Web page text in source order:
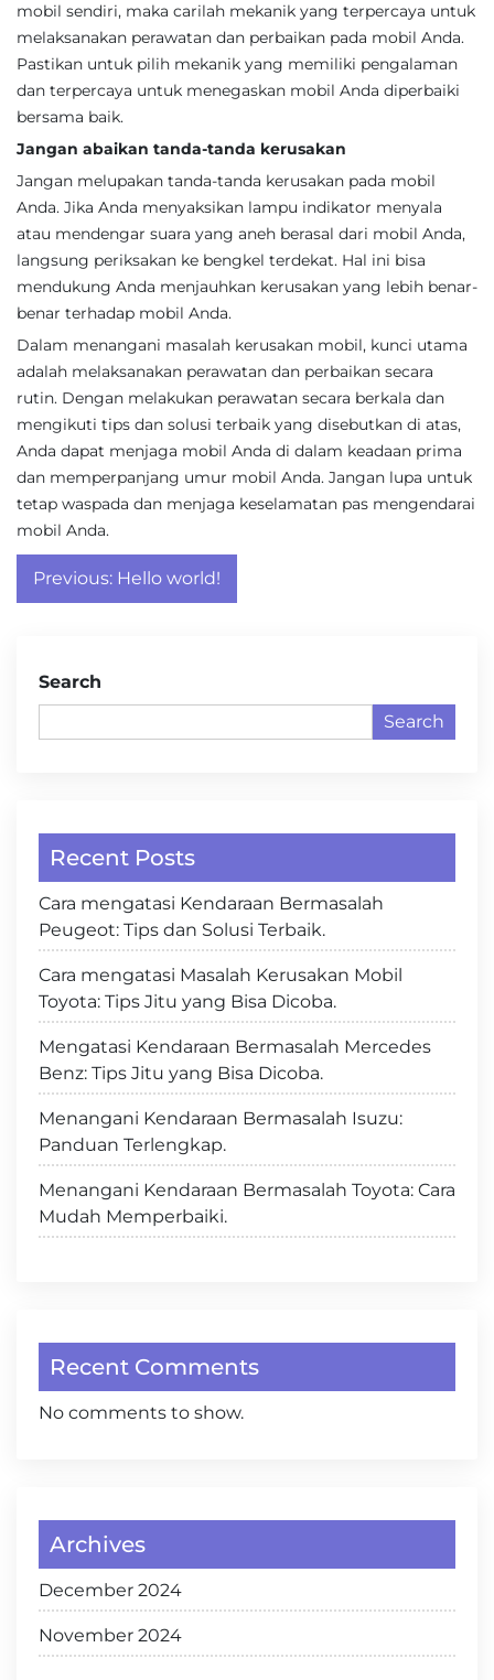
mobil sendiri, maka carilah mekanik yang terpercaya untuk
melaksanakan perawatan dan perbaikan pada mobil Anda.
Pastikan untuk pilih mekanik yang memiliki pengalaman
dan terpercaya untuk menegaskan mobil Anda diperbaiki
bersama baik.
Jangan abaikan tanda-tanda kerusakan
Jangan melupakan tanda-tanda kerusakan pada mobil
Anda. Jika Anda menyaksikan lampu indikator menyala
atau mendengar suara yang aneh berasal dari mobil Anda,
langsung periksakan ke bengkel terdekat. Hal ini bisa
mendukung Anda menjauhkan kerusakan yang lebih benar-
benar terhadap mobil Anda.
Dalam menangani masalah kerusakan mobil, kunci utama
adalah melaksanakan perawatan dan perbaikan secara
rutin. Dengan melakukan perawatan secara berkala dan
mengikuti tips dan solusi terbaik yang disebutkan di atas,
Anda dapat menjaga mobil Anda di dalam keadaan prima
dan memperpanjang umur mobil Anda. Jangan lupa untuk
tetap waspada dan menjaga keselamatan pas mengendarai
mobil Anda.
Post
navigation
Previous: Hello world!
Search
Search
Recent Posts
Cara mengatasi Kendaraan Bermasalah
Peugeot: Tips dan Solusi Terbaik.
Cara mengatasi Masalah Kerusakan Mobil
Toyota: Tips Jitu yang Bisa Dicoba.
Mengatasi Kendaraan Bermasalah Mercedes
Benz: Tips Jitu yang Bisa Dicoba.
Menangani Kendaraan Bermasalah Isuzu:
Panduan Terlengkap.
Menangani Kendaraan Bermasalah Toyota: Cara
Mudah Memperbaiki.
Recent Comments
No comments to show.
Archives
December 2024
November 2024